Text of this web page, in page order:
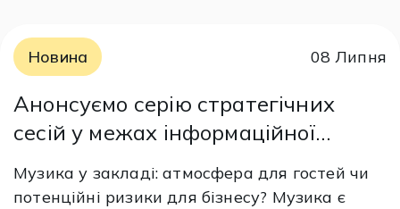
Новина 08 Липня
Анонсуємо серію стратегічних
сесій у межах інформаційної
кампанії «Play&Pay: використовуй
музику легально»
Музика у закладі: атмосфера для гостей чи
потенційні ризики для бізнесу? Музика є